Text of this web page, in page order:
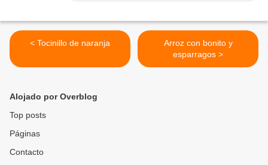
< Tocinillo de naranja
Arroz con bonito y
esparragos >
Alojado por Overblog
Top posts
Páginas
Contacto